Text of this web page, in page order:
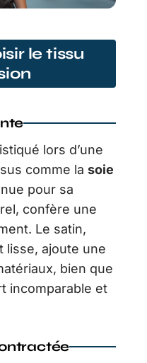
le tissu
lors d’une
comme la soie
pour sa
confère une
Le satin,
lisse, ajoute une
bien que
incomparable et